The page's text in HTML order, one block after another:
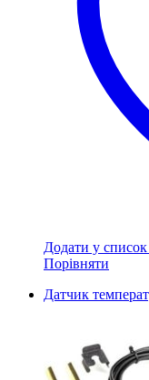
Додати у
Порівняти
Датчик